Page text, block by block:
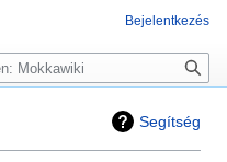
Segítség
Bejelentkezés